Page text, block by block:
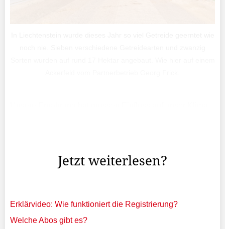
Jetzt weiterlesen?
Erklärvideo: Wie funktioniert die Registrierung?
Welche Abos gibt es?